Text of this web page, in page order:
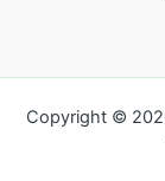
Copyright ©